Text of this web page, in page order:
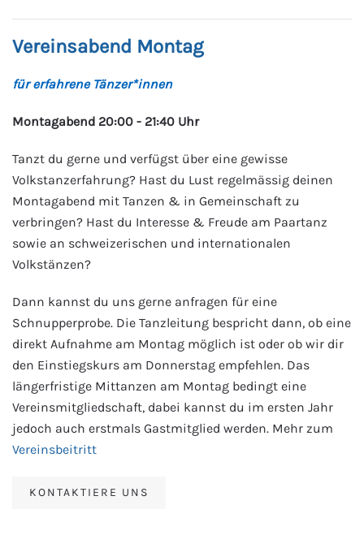
Vereinsabend Montag
für erfahrene Tänzer*innen
Montagabend 20:00 - 21:40 Uhr
Tanzt du gerne und verfügst über eine gewisse
Volkstanzerfahrung? Hast du Lust regelmässig deinen
Montagabend mit Tanzen & in Gemeinschaft zu
verbringen? Hast du Interesse & Freude am Paartanz
sowie an schweizerischen und internationalen
Volkstänzen?
Dann kannst du uns gerne anfragen für eine
Schnupperprobe. Die Tanzleitung bespricht dann, ob eine
direkt Aufnahme am Montag möglich ist oder ob wir dir
den Einstiegskurs am Donnerstag empfehlen. Das
längerfristige Mittanzen am Montag bedingt eine
Vereinsmitgliedschaft, dabei kannst du im ersten Jahr
jedoch auch erstmals Gastmitglied werden. Mehr zum
Vereinsbeitritt
KONTAKTIERE UNS